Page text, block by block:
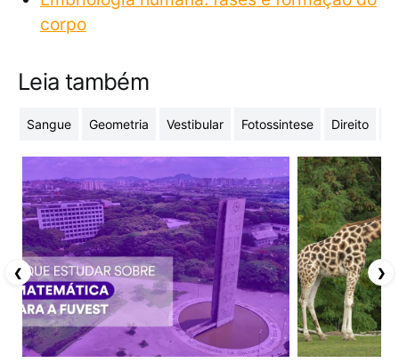
corpo
Leia também
Sangue Geometria Vestibular Fotossintese Direito
❮ ❯